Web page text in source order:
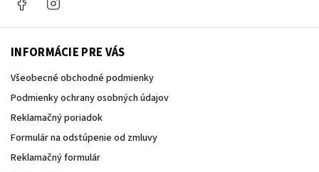
INFORMÁCIE PRE VÁS
Všeobecné obchodné podmienky
Podmienky ochrany osobných údajov
Reklamačný poriadok
Formulár na odstúpenie od zmluvy
Reklamačný formulár